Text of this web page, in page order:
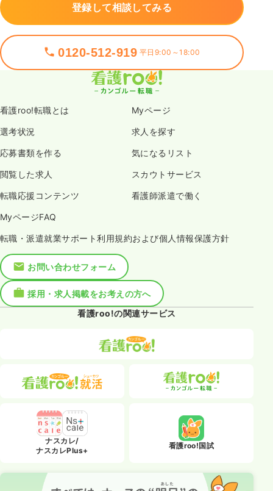
登録して相談してみる
0120-512-919 平日9:00～18:00
看護roo!転職とは Myページ
選考状況 求人を探す
応募書類を作る 気になるリスト
閲覧した求人 スカウトサービス
転職応援コンテンツ 看護師派遣で働く
MyページFAQ
転職・派遣就業サポート利用規約および個人情報保護方針
お問い合わせフォーム
採用・求人掲載をお考えの方へ
看護roo!の関連サービス
ナスカレ/
ナスカレPlus+
看護roo!国試